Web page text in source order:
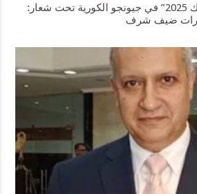
31 أكتوبر… إنطلاق “أبيك 2025” في جيونجو الكورية تحت شعار:
ضيف شرف